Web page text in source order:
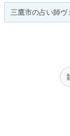
三鷹市の占い師